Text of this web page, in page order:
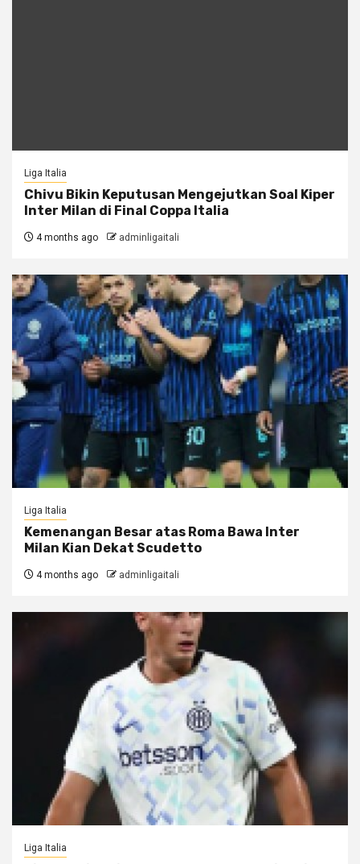
Liga Italia
Chivu Bikin Keputusan Mengejutkan Soal Kiper
Inter Milan di Final Coppa Italia
4 months ago adminligaitali
Liga Italia
Kemenangan Besar atas Roma Bawa Inter
Milan Kian Dekat Scudetto
4 months ago adminligaitali
Liga Italia